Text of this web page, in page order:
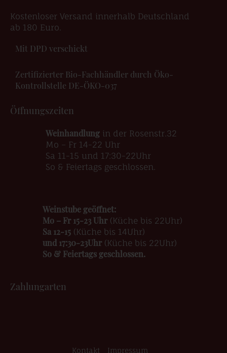
Kostenloser Versand innerhalb Deutschland
ab 180 Euro.
Mit DPD verschickt
Zertifizierter Bio-Fachhändler durch Öko-
Kontrollstelle DE-ÖKO-037
Öffnungszeiten
Weinhandlungin der Rosenstr.32
Mo – Fr 14-22 Uhr
Sa 11-15 und 17:30-22Uhr
So & Feiertags geschlossen.
Weinstube geöffnet:
Mo – Fr 15-23 Uhr(Küche bis 22Uhr)
Sa 12-15(Küche bis 14Uhr)
und 17:30-23Uhr(Küche bis 22Uhr)
So & Feiertags geschlossen.
Zahlungarten
Kontakt Impressum